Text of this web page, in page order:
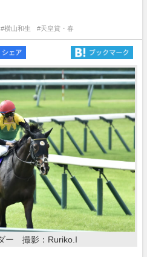
#横山和生 #天皇賞・春
ー 撮影：Ruriko.I